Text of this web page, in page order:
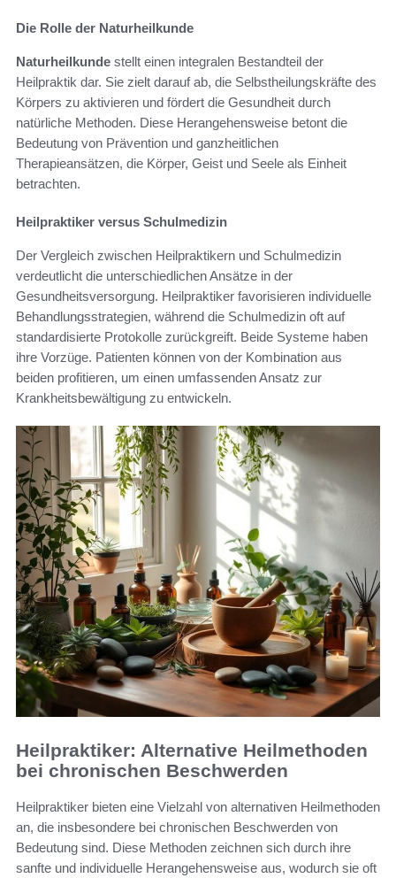
Die Rolle der Naturheilkunde
Naturheilkunde stellt einen integralen Bestandteil der
Heilpraktik dar. Sie zielt darauf ab, die Selbstheilungskräfte des
Körpers zu aktivieren und fördert die Gesundheit durch
natürliche Methoden. Diese Herangehensweise betont die
Bedeutung von Prävention und ganzheitlichen
Therapieansätzen, die Körper, Geist und Seele als Einheit
betrachten.
Heilpraktiker versus Schulmedizin
Der Vergleich zwischen Heilpraktikern und Schulmedizin
verdeutlicht die unterschiedlichen Ansätze in der
Gesundheitsversorgung. Heilpraktiker favorisieren individuelle
Behandlungsstrategien, während die Schulmedizin oft auf
standardisierte Protokolle zurückgreift. Beide Systeme haben
ihre Vorzüge. Patienten können von der Kombination aus
beiden profitieren, um einen umfassenden Ansatz zur
Krankheitsbewältigung zu entwickeln.
Heilpraktiker: Alternative Heilmethoden
bei chronischen Beschwerden
Heilpraktiker bieten eine Vielzahl von alternativen Heilmethoden
an, die insbesondere bei chronischen Beschwerden von
Bedeutung sind. Diese Methoden zeichnen sich durch ihre
sanfte und individuelle Herangehensweise aus, wodurch sie oft